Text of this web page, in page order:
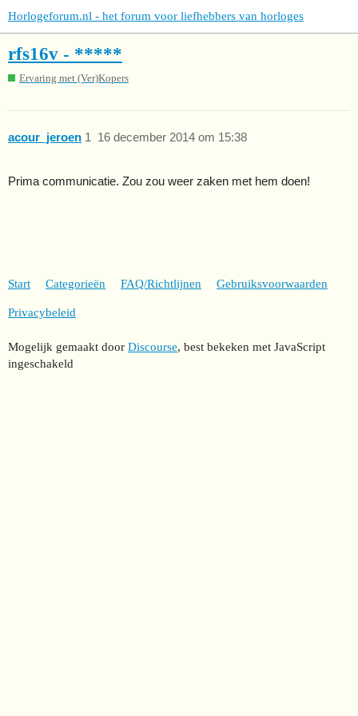
Horlogeforum.nl - het forum voor liefhebbers van horloges
rfs16v - *****
Ervaring met (Ver)Kopers
acour_jeroen 16 december 2014 om 15:38
1
Prima communicatie. Zou zou weer zaken met hem doen!
Start Categorieën FAQ/Richtlijnen Gebruiksvoorwaarden
Privacybeleid
Mogelijk gemaakt door Discourse, best bekeken met JavaScript
ingeschakeld